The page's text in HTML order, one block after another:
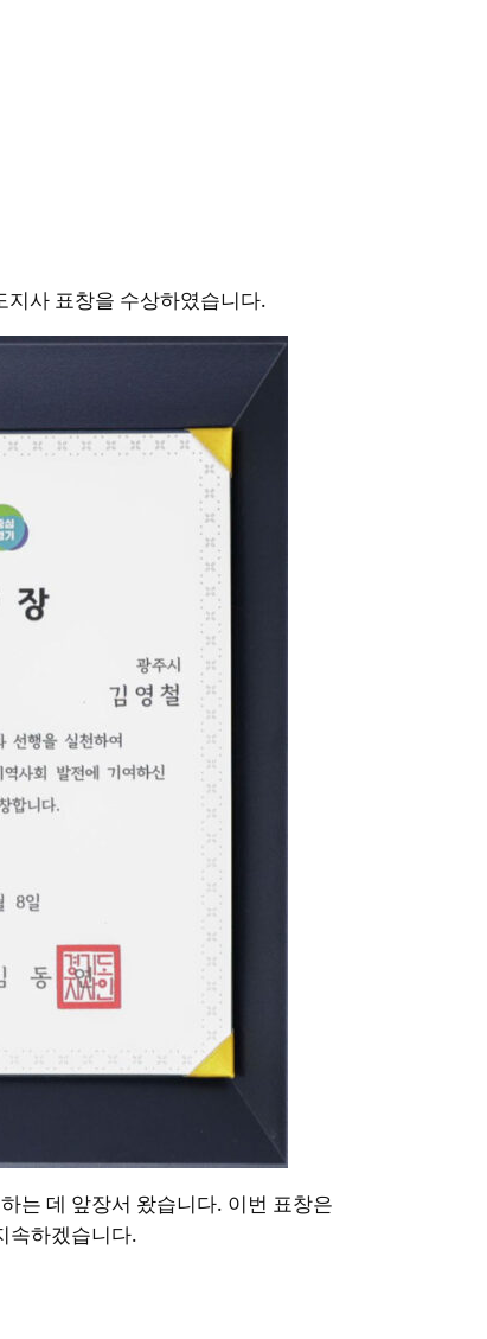
사 표창을 수상하였습니다.
는 데 앞장서 왔습니다. 이번 표창은
속하겠습니다.